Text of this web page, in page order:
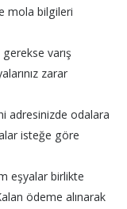
mola bilgileri
gerekse varış
zarar
adresinizde odalara
isteğe göre
eşyalar birlikte
ödeme alınarak